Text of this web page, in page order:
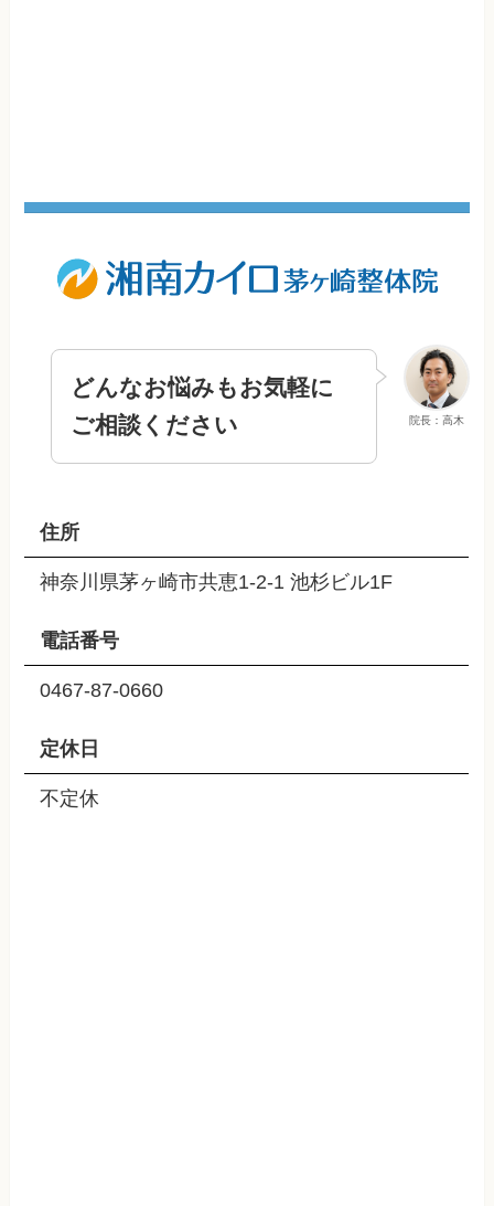
院長：高木
どんなお悩みもお気軽に
ご相談ください
住所
神奈川県茅ヶ崎市共恵1-2-1 池杉ビル1F
電話番号
0467-87-0660
定休日
不定休